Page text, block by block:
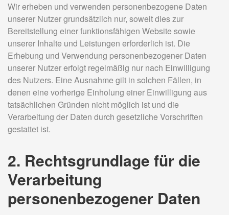
Wir erheben und verwenden personenbezogene Daten
unserer Nutzer grundsätzlich nur, soweit dies zur
Bereitstellung einer funktionsfähigen Website sowie
unserer Inhalte und Leistungen erforderlich ist. Die
Erhebung und Verwendung personenbezogener Daten
unserer Nutzer erfolgt regelmäßig nur nach Einwilligung
des Nutzers. Eine Ausnahme gilt in solchen Fällen, in
denen eine vorherige Einholung einer Einwilligung aus
tatsächlichen Gründen nicht möglich ist und die
Verarbeitung der Daten durch gesetzliche Vorschriften
gestattet ist.
2. Rechtsgrundlage für die
Verarbeitung
personenbezogener Daten